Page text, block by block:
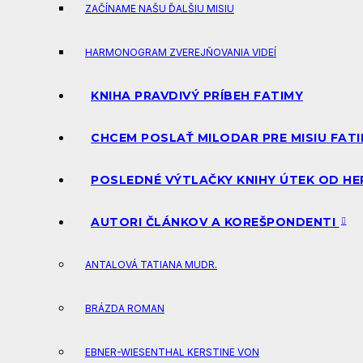
ZAČÍNAME NAŠU ĎALŠIU MISIU
HARMONOGRAM ZVEREJŇOVANIA VIDEÍ
KNIHA PRAVDIVÝ PRÍBEH FATIMY
CHCEM POSLAŤ MILODAR PRE MISIU
POSLEDNÉ VÝTLAČKY KNIHY ÚTEK OD
AUTORI ČLÁNKOV A KOREŠPONDENTI
ANTALOVÁ TATIANA MUDR.
BRÁZDA ROMAN
EBNER-WIESENTHAL KERSTINE VON